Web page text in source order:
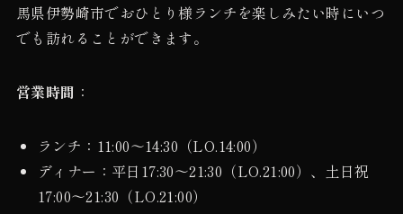
馬県伊勢崎市でおひとり様ランチを楽しみたい時にいつ
でも訪れることができます。
営業時間 ：
ランチ：11:00〜14:30（LO.14:00）
ディナー：平日17:30〜21:30（LO.21:00）、土日祝
17:00〜21:30（LO.21:00）